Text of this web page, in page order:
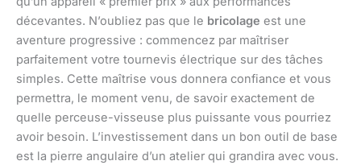
décevantes. N’oubliez pas que le bricolage est une
aventure progressive : commencez par maîtriser
parfaitement votre tournevis électrique sur des tâches
simples. Cette maîtrise vous donnera confiance et vous
permettra, le moment venu, de savoir exactement de
quelle perceuse-visseuse plus puissante vous pourriez
avoir besoin. L’investissement dans un bon outil de base
est la pierre angulaire d’un atelier qui grandira avec vous.